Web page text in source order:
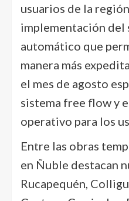
usuarios de la
implementación del
automático que
manera más
el mes de agosto
sistema free flow y
operativo para los
Entre las obras
en Ñuble destacan
Rucapequén,